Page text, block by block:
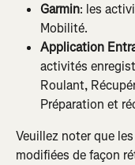
Garmin: les
Mobilité.
Application
activités
Roulant,
Préparation et
Veuillez noter que
modifiées de façon